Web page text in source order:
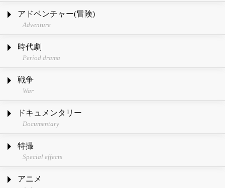
アドベンチャー(冒険)
Adventure
時代劇
Period drama
戦争
War
ドキュメンタリー
Documentary
特撮
Special effects
アニメ